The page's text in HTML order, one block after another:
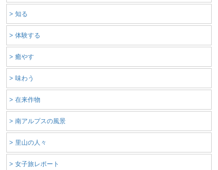
> 知る
> 体験する
> 癒やす
> 味わう
> 在来作物
> 南アルプスの風景
> 里山の人々
> 女子旅レポート